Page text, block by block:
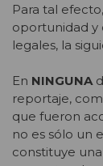
Para tal
oportunidad y
legales, la
En NINGUNA
reportaje,
que fueron
no es sólo un
constituye